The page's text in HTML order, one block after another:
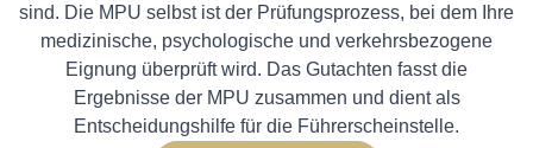
sind. Die MPU selbst ist der Prüfungsprozess, bei dem Ihre
medizinische, psychologische und verkehrsbezogene
Eignung überprüft wird. Das Gutachten fasst die
Ergebnisse der MPU zusammen und dient als
Entscheidungshilfe für die Führerscheinstelle.